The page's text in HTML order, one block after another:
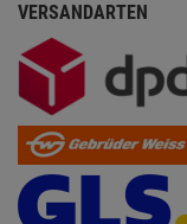
VERSANDARTEN